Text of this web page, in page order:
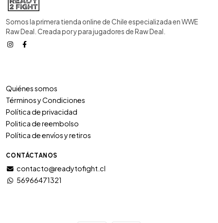
Somos la primera tienda online de Chile especializada en WWE
Raw Deal. Creada por y para jugadores de Raw Deal.
Quiénes somos
Términos y Condiciones
Política de privacidad
Politica de reembolso
Política de envíos y retiros
CONTÁCTANOS
contacto@readytofight.cl
56966471321